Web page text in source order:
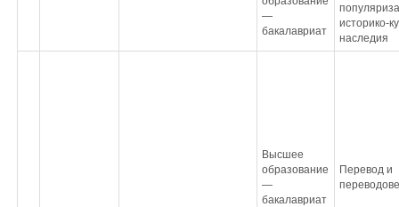
—
бакалавриат
историко-
наследия
Высшее
образование
—
бакалавриат
Перевод и